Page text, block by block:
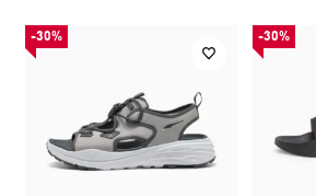
-30% -30%